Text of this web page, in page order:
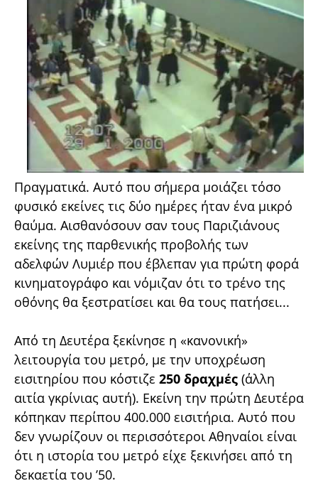
Πραγματικά. Αυτό που σήμερα μοιάζει τόσο
φυσικό εκείνες τις δύο ημέρες ήταν ένα μικρό
θαύμα. Αισθανόσουν σαν τους Παριζιάνους
εκείνης της παρθενικής προβολής των
αδελφών Λυμιέρ που έβλεπαν για πρώτη φορά
κινηματογράφο και νόμιζαν ότι το τρένο της
οθόνης θα ξεστρατίσει και θα τους πατήσει...
Από τη Δευτέρα ξεκίνησε η «κανονική»
λειτουργία του μετρό, με την υποχρέωση
εισιτηρίου που κόστιζε 250 δραχμές (άλλη
αιτία γκρίνιας αυτή). Εκείνη την πρώτη Δευτέρα
κόπηκαν περίπου 400.000 εισιτήρια. Αυτό που
δεν γνωρίζουν οι περισσότεροι Αθηναίοι είναι
ότι η ιστορία του μετρό είχε ξεκινήσει από τη
δεκαετία του ’50.